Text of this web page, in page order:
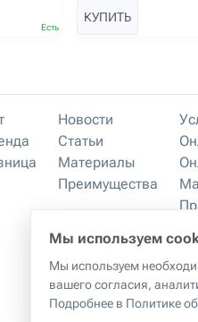
Есть
КУПИТЬ
Новости
Статьи
Материалы
Преимущества
Правила
Мы используем
Мы используем
вашего согласия,
Подробнее в Политике